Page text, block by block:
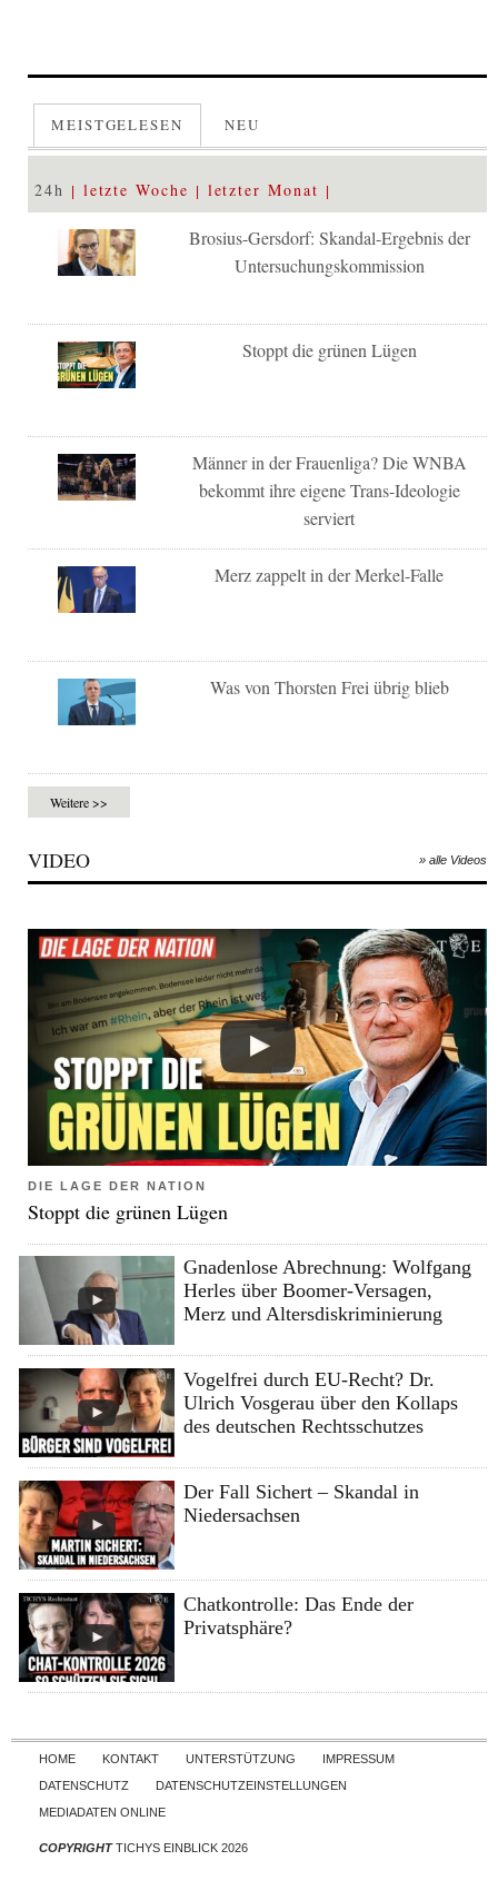
MEISTGELESEN NEU
24h letzte Woche letzter Monat
Brosius-Gersdorf: Skandal-Ergebnis der
Untersuchungskommission
Stoppt die grünen Lügen
Männer in der Frauenliga? Die WNBA
bekommt ihre eigene Trans-Ideologie
serviert
Merz zappelt in der Merkel-Falle
Was von Thorsten Frei übrig blieb
Weitere >>
VIDEO » alle Videos
DIE LAGE DER NATION
Stoppt die grünen Lügen
Gnadenlose Abrechnung: Wolfgang
Herles über Boomer-Versagen,
Merz und Altersdiskriminierung
Vogelfrei durch EU-Recht? Dr.
Ulrich Vosgerau über den Kollaps
des deutschen Rechtsschutzes
Der Fall Sichert – Skandal in
Niedersachsen
Chatkontrolle: Das Ende der
Privatsphäre?
Skip to content
HOME KONTAKT UNTERSTÜTZUNG
IMPRESSUM
DATENSCHUTZ
DATENSCHUTZEINSTELLUNGEN
MEDIADATEN ONLINE
COPYRIGHTTICHYS EINBLICK 2026